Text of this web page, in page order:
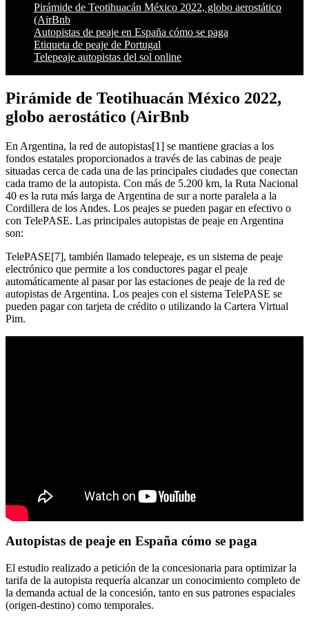
Pirámide de Teotihuacán México 2022, globo aerostático
(AirBnb
Autopistas de peaje en España cómo se paga
Etiqueta de peaje de Portugal
Telepeaje autopistas del sol online
Pirámide de Teotihuacán México 2022,
globo aerostático (AirBnb
En Argentina, la red de autopistas[1] se mantiene gracias a los
fondos estatales proporcionados a través de las cabinas de peaje
situadas cerca de cada una de las principales ciudades que conectan
cada tramo de la autopista. Con más de 5.200 km, la Ruta Nacional
40 es la ruta más larga de Argentina de sur a norte paralela a la
Cordillera de los Andes. Los peajes se pueden pagar en efectivo o
con TelePASE. Las principales autopistas de peaje en Argentina
son:
TelePASE[7], también llamado telepeaje, es un sistema de peaje
electrónico que permite a los conductores pagar el peaje
automáticamente al pasar por las estaciones de peaje de la red de
autopistas de Argentina. Los peajes con el sistema TelePASE se
pueden pagar con tarjeta de crédito o utilizando la Cartera Virtual
Pim.
Autopistas de peaje en España cómo se paga
El estudio realizado a petición de la concesionaria para optimizar la
tarifa de la autopista requería alcanzar un conocimiento completo de
la demanda actual de la concesión, tanto en sus patrones espaciales
(origen-destino) como temporales.